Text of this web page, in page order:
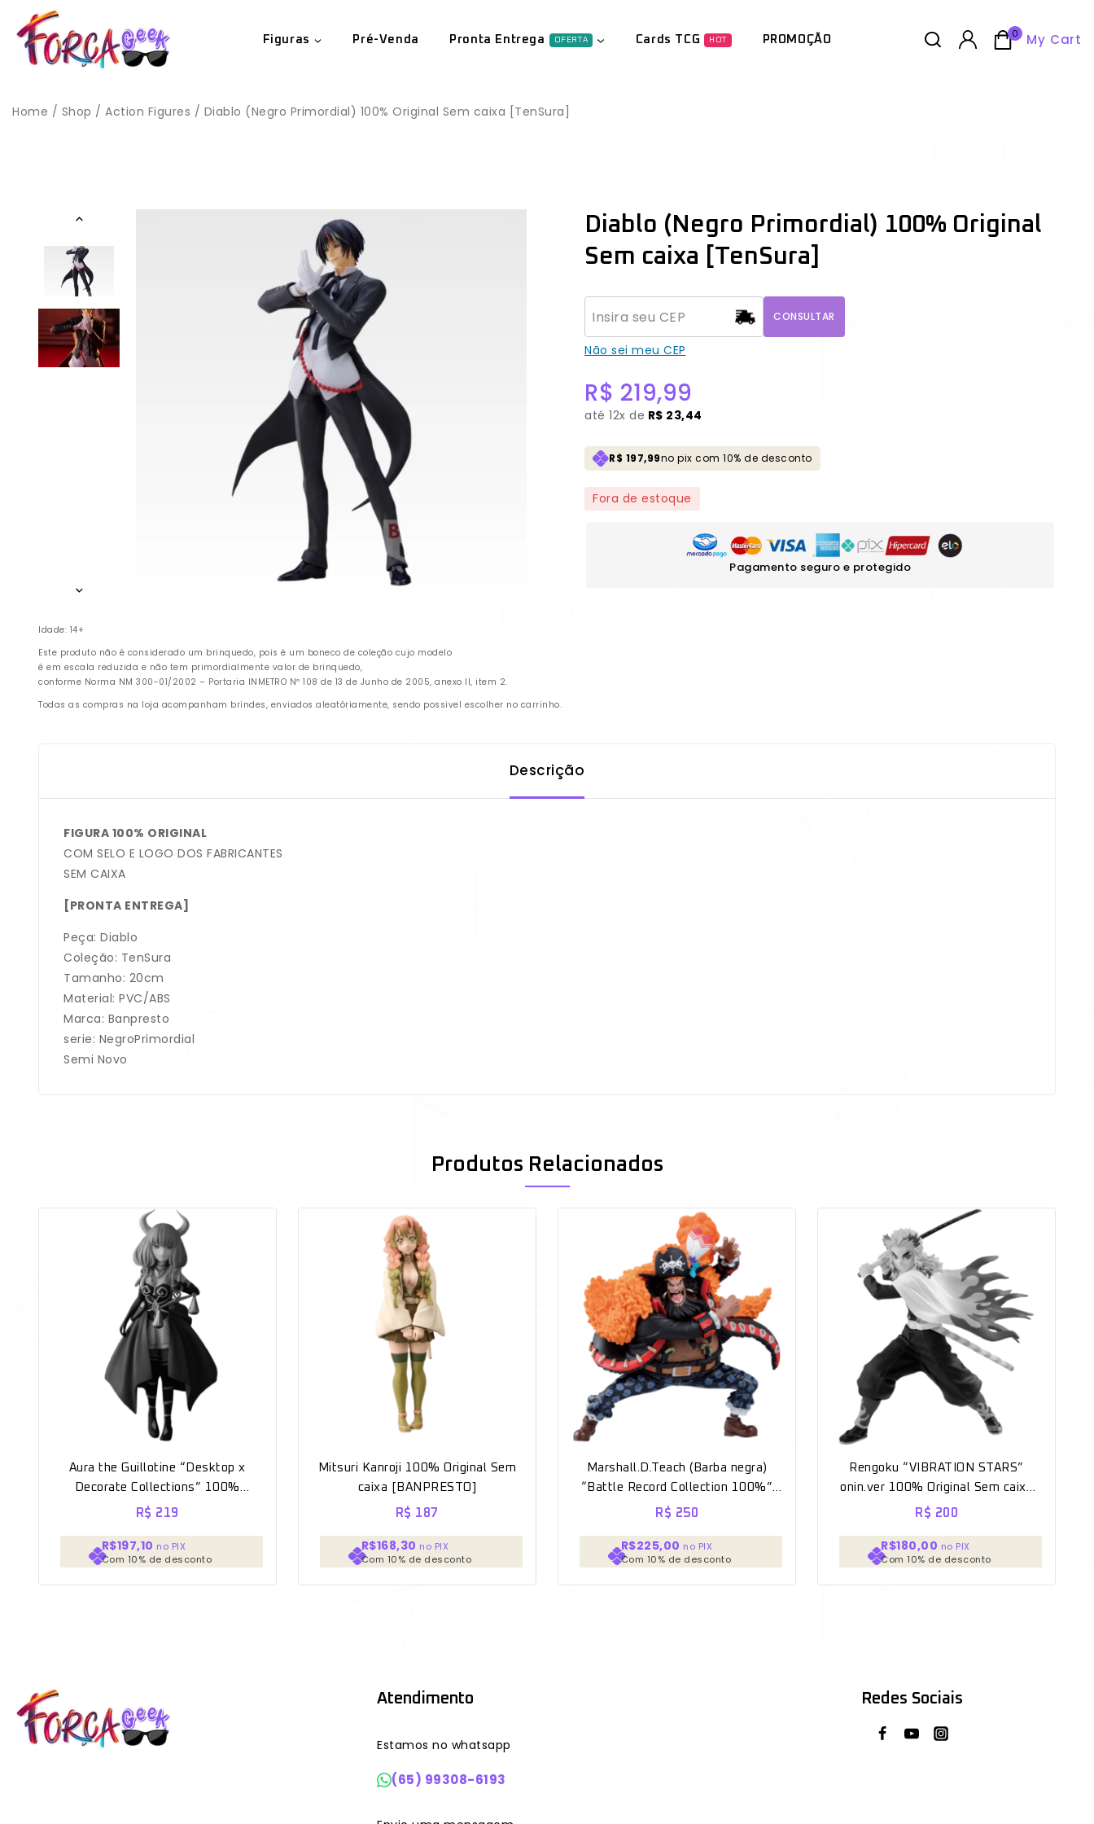
Figuras Pré-Venda Pronta Entrega OFERTA Cards TCG HOT PROMOÇÃO 0 My Cart
Home / Shop / Action Figures / Diablo (Negro Primordial) 100% Original Sem caixa [TenSura]
Idade: 14+
Este produto não é considerado um brinquedo, pois é um boneco de coleção cujo modelo
é em escala reduzida e não tem primordialmente valor de brinquedo,
conforme Norma NM 300-01/2002 – Portaria INMETRO Nº 108 de 13 de Junho de 2005, anexo II, item 2.
Todas as compras na loja acompanham brindes, enviados aleatóriamente, sendo possivel escolher no carrinho.
Diablo (Negro Primordial) 100% Original
Sem caixa [TenSura]
CONSULTAR
Não sei meu CEP
R$ 219,99
até 12x de R$ 23,44
R$ 197,99no pix com 10% de desconto
Fora de estoque
Pagamento seguro e protegido
Descrição
FIGURA 100% ORIGINAL
COM SELO E LOGO DOS FABRICANTES
SEM CAIXA
[PRONTA ENTREGA]
Peça: Diablo
Coleção: TenSura
Tamanho: 20cm
Material: PVC/ABS
Marca: Banpresto
serie: NegroPrimordial
Semi Novo
Produtos Relacionados
Aura the Guillotine “Desktop x
Decorate Collections” 100%
Original Lacrado [Sega]
R$ 219
R$197,10 no PIX
Com 10% de desconto
Mitsuri Kanroji 100% Original Sem
caixa [BANPRESTO]
R$ 187
R$168,30 no PIX
Com 10% de desconto
Marshall.D.Teach (Barba negra)
“Battle Record Collection 100%”
R$ 250
R$225,00 no PIX
Com 10% de desconto
Rengoku “VIBRATION STARS”
onin.ver 100% Original Sem caixa
[BANPRESTO]
R$ 200
R$180,00 no PIX
Com 10% de desconto
Atendimento
Estamos no whatsapp
(65) 99308-6193
Redes Sociais